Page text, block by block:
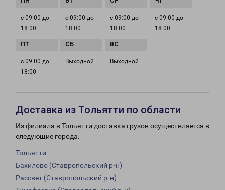
с 09:00 до
18:00
с 09:00 до
18:00
с 09:00 до
18:00
с 09:00 до
18:00
с 09:00 до
18:00
Выходной Выходной
Доставка из Тольятти по области
Из филиала в Тольятти доставка грузов осуществляется в
следующие города:
Тольятти
Бахилово (Ставропольский р-н)
Рассвет (Ставропольский р-н)